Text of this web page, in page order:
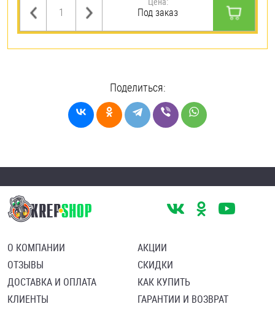
Под заказ
Поделиться:
О КОМПАНИИ
ОТЗЫВЫ
ДОСТАВКА И ОПЛАТА
КЛИЕНТЫ
АКЦИИ
СКИДКИ
КАК КУПИТЬ
ГАРАНТИИ И ВОЗВРАТ